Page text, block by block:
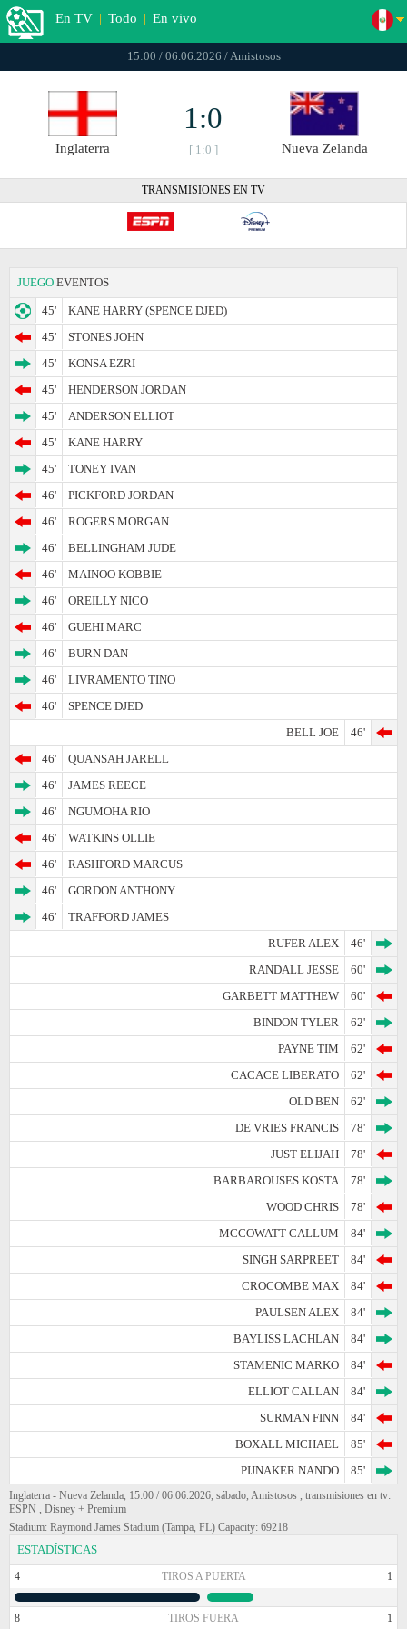
En TV | Todo | En vivo
15:00 / 06.06.2026 / Amistosos
Inglaterra
1:0
[ 1:0 ] Nueva Zelanda
TRANSMISIONES EN TV
JUEGO EVENTOS
45'
KANE HARRY (SPENCE DJED)
45'
STONES JOHN
45'
KONSA EZRI
45'
HENDERSON JORDAN
45'
ANDERSON ELLIOT
45'
KANE HARRY
45'
TONEY IVAN
46'
PICKFORD JORDAN
46'
ROGERS MORGAN
46'
BELLINGHAM JUDE
46'
MAINOO KOBBIE
46'
OREILLY NICO
46'
GUEHI MARC
46'
BURN DAN
46'
LIVRAMENTO TINO
46'
SPENCE DJED
BELL JOE
46'
46'
QUANSAH JARELL
46'
JAMES REECE
46'
NGUMOHA RIO
46'
WATKINS OLLIE
46'
RASHFORD MARCUS
46'
GORDON ANTHONY
46'
TRAFFORD JAMES
RUFER ALEX
46'
RANDALL JESSE
60'
GARBETT MATTHEW
60'
BINDON TYLER
62'
PAYNE TIM
62'
CACACE LIBERATO
62'
OLD BEN
62'
DE VRIES FRANCIS
78'
JUST ELIJAH
78'
BARBAROUSES KOSTA
78'
WOOD CHRIS
78'
MCCOWATT CALLUM
84'
SINGH SARPREET
84'
CROCOMBE MAX
84'
PAULSEN ALEX
84'
BAYLISS LACHLAN
84'
STAMENIC MARKO
84'
ELLIOT CALLAN
84'
SURMAN FINN
84'
BOXALL MICHAEL
85'
PIJNAKER NANDO
85'
Inglaterra - Nueva Zelanda, 15:00 / 06.06.2026, sábado, Amistosos , transmisiones en tv:
ESPN , Disney + Premium
Stadium: Raymond James Stadium (Tampa, FL) Capacity: 69218
ESTADÍSTICAS
4 TIROS A PUERTA 1
8 TIROS FUERA 1